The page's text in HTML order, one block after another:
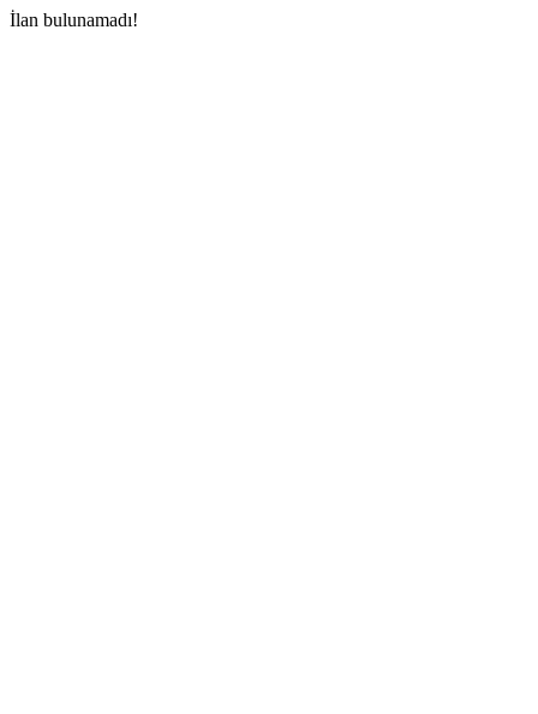
İlan bulunamadı!